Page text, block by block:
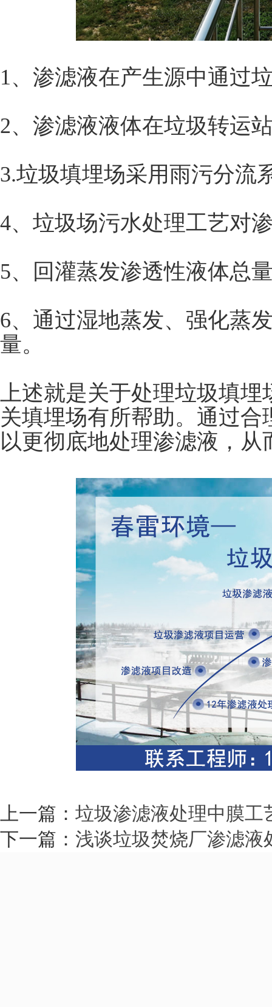
1、渗滤液在产生源中通过
2、渗滤液液体在垃圾转运
3.垃圾填埋场采用雨污分流
4、垃圾场污水处理工艺对
5、回灌蒸发渗透性液体总
6、通过湿地蒸发、强化蒸
量。
上述就是关于处理垃圾填
关填埋场有所帮助。通过
以更彻底地处理渗滤液，从
上一篇： 垃圾渗滤液处理中膜工
下一篇： 浅谈垃圾焚烧厂渗滤液